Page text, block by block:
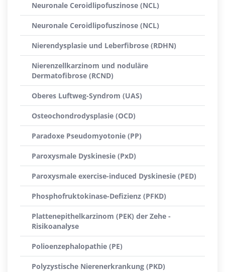
Neuronale Ceroidlipofuszinose (NCL)
Neuronale Ceroidlipofuszinose (NCL)
Nierendysplasie und Leberfibrose (RDHN)
Nierenzellkarzinom und noduläre
Dermatofibrose (RCND)
Oberes Luftweg-Syndrom (UAS)
Osteochondrodysplasie (OCD)
Paradoxe Pseudomyotonie (PP)
Paroxysmale Dyskinesie (PxD)
Paroxysmale exercise-induced Dyskinesie (PED)
Phosphofruktokinase-Defizienz (PFKD)
Plattenepithelkarzinom (PEK) der Zehe -
Risikoanalyse
Polioenzephalopathie (PE)
Polyzystische Nierenerkrankung (PKD)